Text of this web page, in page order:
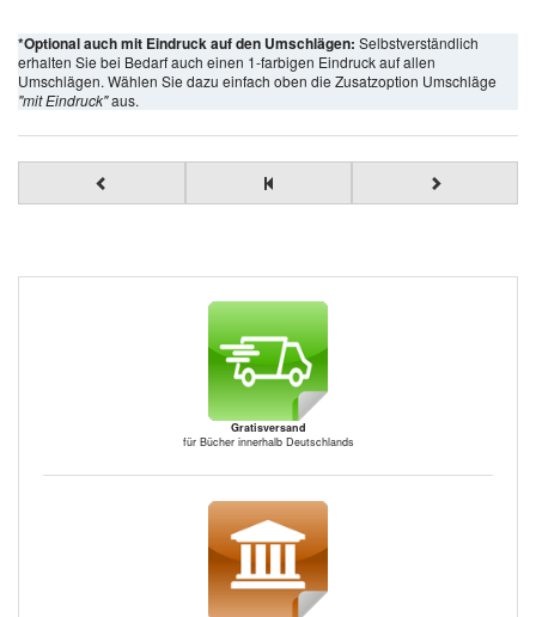
*Optional auch mit Eindruck auf den Umschlägen: Selbstverständlich
erhalten Sie bei Bedarf auch einen 1-farbigen Eindruck auf allen
Umschlägen. Wählen Sie dazu einfach oben die Zusatzoption Umschläge
"mit Eindruck"aus.
Gratisversand
für Bücher innerhalb Deutschlands